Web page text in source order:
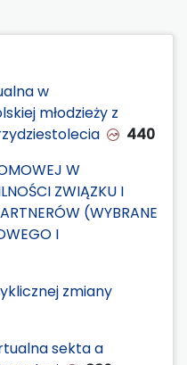
w
młodzieży z
440
W
ZWIĄZKU I
(WYBRANE
I
zmiany
sekta a